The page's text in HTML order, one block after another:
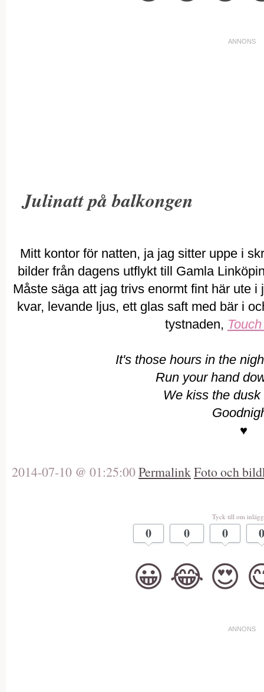
Julinatt på balkongen
Mitt kontor för natten, ja jag sitter uppe i
bilder från dagens utflykt till Gamla
Måste säga att jag trivs enormt fint här ute
kvar, levande ljus, ett glas saft med bär i
tystnaden,
It's those hours in the
Run your hand
We kiss the
♥
2014-07-10 @ 01:25:00PermalinkFoto och
Tyck till om
0
😀
0
😂
0
😍
0